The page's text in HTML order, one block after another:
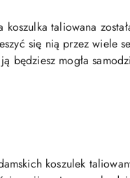
taliowana
się nią przez wiele
będziesz mogła
koszulek